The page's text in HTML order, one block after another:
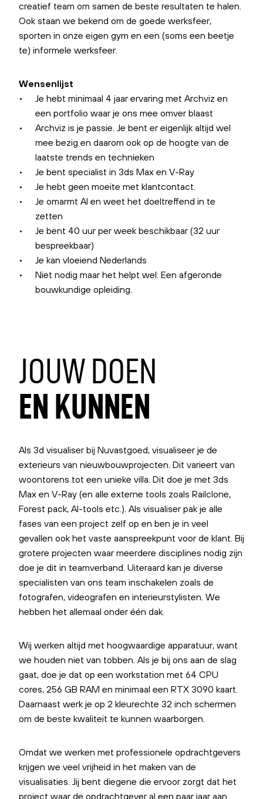
creatief team om samen de beste resultaten te halen.
Ook staan we bekend om de goede werksfeer,
sporten in onze eigen gym en een (soms een beetje
te) informele werksfeer.
Wensenlijst
Je hebt minimaal 4 jaar ervaring met Archviz en
een portfolio waar je ons mee omver blaast
Archviz is je passie. Je bent er eigenlijk altijd wel
mee bezig en daarom ook op de hoogte van de
laatste trends en technieken
Je bent specialist in 3ds Max en V-Ray
Je hebt geen moeite met klantcontact.
Je omarmt AI en weet het doeltreffend in te
zetten
Je bent 40 uur per week beschikbaar (32 uur
bespreekbaar)
Je kan vloeiend Nederlands
Niet nodig maar het helpt wel: Een afgeronde
bouwkundige opleiding.
JOUW DOEN
EN KUNNEN
Als 3d visualiser bij Nuvastgoed, visualiseer je de
exterieurs van nieuwbouwprojecten. Dit varieert van
woontorens tot een unieke villa. Dit doe je met 3ds
Max en V-Ray (en alle externe tools zoals Railclone,
Forest pack, AI-tools etc.). Als visualiser pak je alle
fases van een project zelf op en ben je in veel
gevallen ook het vaste aanspreekpunt voor de klant. Bij
grotere projecten waar meerdere disciplines nodig zijn
doe je dit in teamverband. Uiteraard kan je diverse
specialisten van ons team inschakelen zoals de
fotografen, videografen en interieurstylisten. We
hebben het allemaal onder één dak.
Wij werken altijd met hoogwaardige apparatuur, want
we houden niet van tobben. Als je bij ons aan de slag
gaat, doe je dat op een workstation met 64 CPU
cores, 256 GB RAM en minimaal een RTX 3090 kaart.
Daarnaast werk je op 2 kleurechte 32 inch schermen
om de beste kwaliteit te kunnen waarborgen.
Omdat we werken met professionele opdrachtgevers
krijgen we veel vrijheid in het maken van de
visualisaties. Jij bent diegene die ervoor zorgt dat het
project waar de opdrachtgever al een paar jaar aan